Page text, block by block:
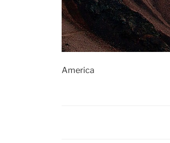
America